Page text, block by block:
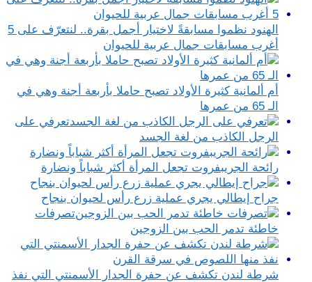
الهنود نظموا مسابقةً لاختيار أجمل بقرة.. لنتعرّف على 5
أغرب مسابقات جمال عربية للحيوان
أم ألمانية كثيرة الأولاد تصبح حاملا بأربعة أجنة وهي في
الـ 65 من عمرها
تعرفي على
الرجل الكاذب من لغة الجسد
رائحة الجريبفروت تجعل المرأة أكثر شباباً ونضارة
جراح إيطالي يجري عملية زرع رأس لحيوان بنجاح
تصرفات
خاطئة تدمر الحب بين الزوجين
شرطة لندن تكشف عن حفرة الجدار الأسمنتي التي نفذ